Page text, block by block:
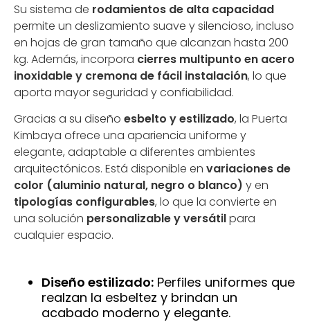
Su sistema de rodamientos de alta capacidad
permite un deslizamiento suave y silencioso, incluso
en hojas de gran tamaño que alcanzan hasta 200
kg. Además, incorpora cierres multipunto en acero
inoxidable y cremona de fácil instalación, lo que
aporta mayor seguridad y confiabilidad.
Gracias a su diseño esbelto y estilizado, la Puerta
Kimbaya ofrece una apariencia uniforme y
elegante, adaptable a diferentes ambientes
arquitectónicos. Está disponible en variaciones de
color (aluminio natural, negro o blanco) y en
tipologías configurables, lo que la convierte en
una solución personalizable y versátilpara
cualquier espacio.
Diseño estilizado: Perfiles uniformes que
realzan la esbeltez y brindan un
acabado moderno y elegante.